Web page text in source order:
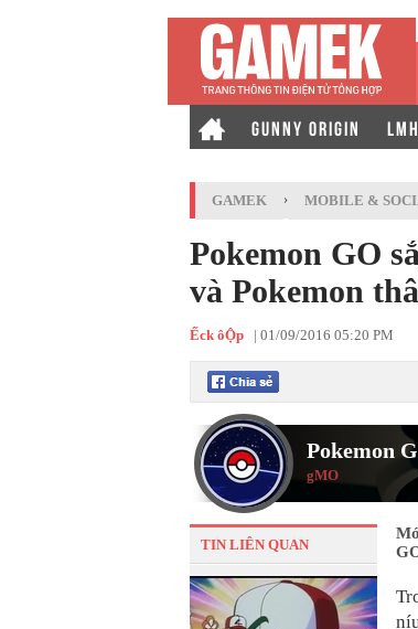
GUNNY ORIGIN
GAMEK › MOBILE &
Pokemon GO
và Pokemon
Ếck ôỘp | 01/09/2016 05:20 PM
Pokemon
gMO
TIN LIÊN QUAN